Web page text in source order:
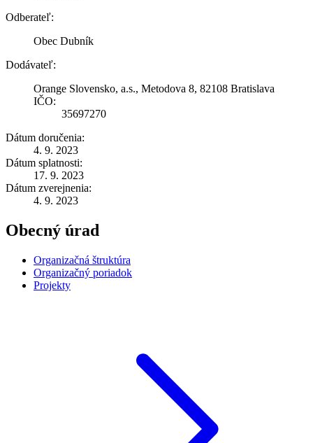
Odberateľ:
Obec Dubník
Dodávateľ:
Orange Slovensko, a.s., Metodova 8, 82108 Bratislava
IČO:
35697270
Dátum doručenia:
4. 9. 2023
Dátum splatnosti:
17. 9. 2023
Dátum zverejnenia:
4. 9. 2023
Obecný úrad
Organizačná štruktúra
Organizačný poriadok
Projekty